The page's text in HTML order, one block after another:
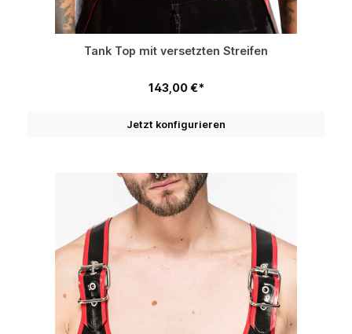
Tank Top mit versetzten Streifen
143,00 €*
Jetzt konfigurieren